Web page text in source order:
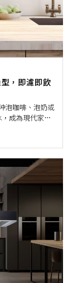
，即濾即飲
泡咖啡、泡奶或
成為現代家庭
「即濾即熱」
淨化功能，讓
水器機型眾多，
！